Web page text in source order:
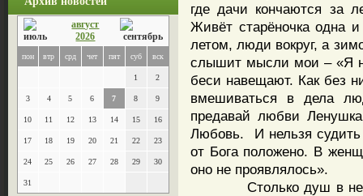
август
2026
пон втр срд чет пят суб вск
1 2
3 4 5 6 7 8 9
10 11 12 13 14 15 16
17 18 19 20 21 22 23
24 25 26 27 28 29 30
31
где дачи кончаются за
Живёт старёночка одна
летом, люди вокруг, а
слышит мысли мои – «Я
беси навещают. Как без
вмешиваться в дела
предавай любви
Любовь. И нельзя
от Бога положено. В
оно не проявлялось».
Столько душ в ней